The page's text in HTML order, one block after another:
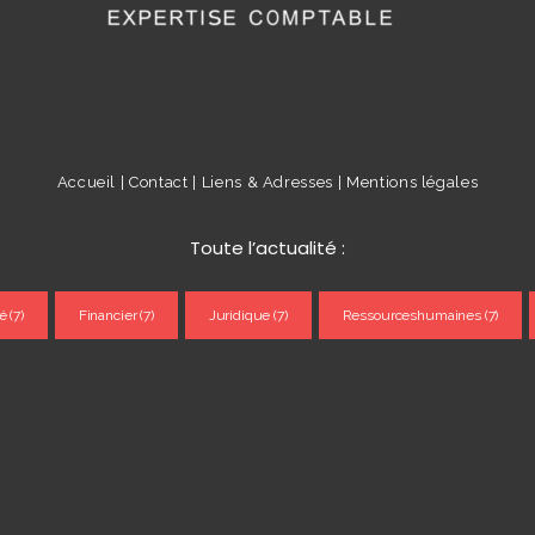
Accueil | Contact | Liens & Adresses | Mentions légales
Toute l’actualité :
(7) Financier(7) Juridique (7) Ressourceshumaines(7)